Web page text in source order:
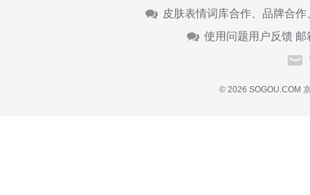
皮肤表情词库合作、品牌合
使用问题用户反馈 邮
© 2026 SOGOU.COM